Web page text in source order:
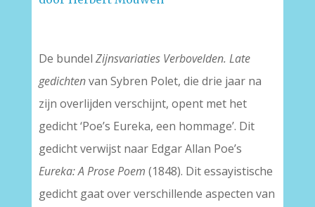
De bundel Zijnsvariaties Verbovelden. Late
gedichtenvan Sybren Polet, die drie jaar na
zijn overlijden verschijnt, opent met het
gedicht ‘Poe’s Eureka, een hommage’. Dit
gedicht verwijst naar Edgar Allan Poe’s
Eureka: A Prose Poem (1848). Dit essayistische
gedicht gaat over verschillende aspecten van